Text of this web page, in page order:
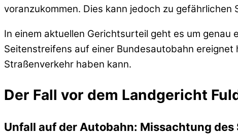
voranzukommen. Dies kann jedoch zu
In einem aktuellen Gerichtsurteil geht es um
Seitenstreifens auf einer Bundesautobahn
Straßenverkehr haben kann.
Der Fall vor dem Landgericht
Unfall auf der Autobahn: Missachtung